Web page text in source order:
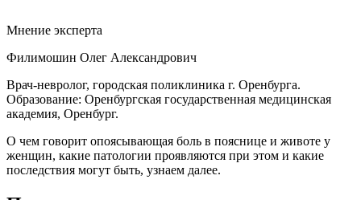
Мнение эксперта
Филимошин Олег Александрович
Врач-невролог, городская поликлиника г. Оренбурга.
Образование: Оренбургская государственная медицинская
академия, Оренбург.
О чем говорит опоясывающая боль в пояснице и животе у
женщин, какие патологии проявляются при этом и какие
последствия могут быть, узнаем далее.